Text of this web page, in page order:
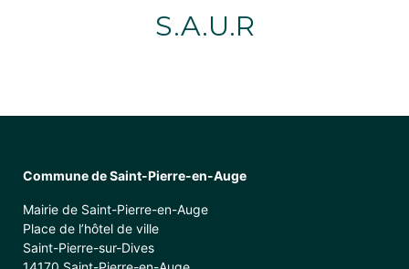
S.A.U.R
Commune de Saint-Pierre-en-Auge
Mairie de Saint-Pierre-en-Auge
Place de l’hôtel de ville
Saint-Pierre-sur-Dives